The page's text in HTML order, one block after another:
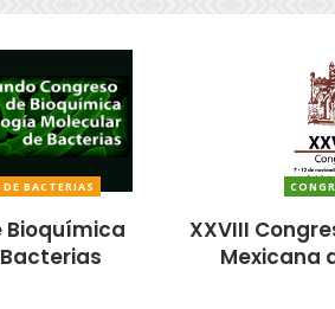
BACTERIAS
Bioquímica
XXVIII
Mexicana